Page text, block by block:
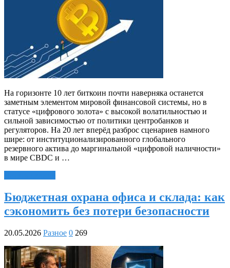
На горизонте 10 лет биткоин почти наверняка останется
заметным элементом мировой финансовой системы, но в
статусе «цифрового золота» с высокой волатильностью и
сильной зависимостью от политики центробанков и
регуляторов. На 20 лет вперёд разброс сценариев намного
шире: от институционализированного глобального
резервного актива до маргинальной «цифровой наличности»
в мире CBDC и …
Бюджетная охрана офиса и склада: как
сэкономить без потери безопасности
20.05.2026 Разное 0 269